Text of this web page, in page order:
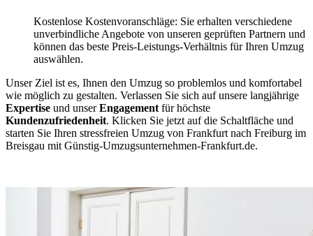
Kostenlose Kostenvoranschläge: Sie erhalten verschiedene
unverbindliche Angebote von unseren geprüften Partnern und
können das beste Preis-Leistungs-Verhältnis für Ihren Umzug
auswählen.
Unser Ziel ist es, Ihnen den Umzug so problemlos und komfortabel
wie möglich zu gestalten. Verlassen Sie sich auf unsere langjährige
Expertise und unserEngagement für höchste
Kundenzufriedenheit. Klicken Sie jetzt auf die Schaltfläche und
starten Sie Ihren stressfreien Umzug von Frankfurt nach Freiburg im
Breisgau mit Günstig-Umzugsunternehmen-Frankfurt.de.